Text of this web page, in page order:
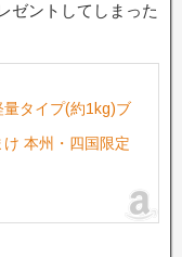
ゼントしてしまった
タイプ(約1kg)ブ
本州・四国限定